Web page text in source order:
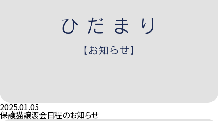
2025.01.05
保護猫譲渡会日程のお知らせ